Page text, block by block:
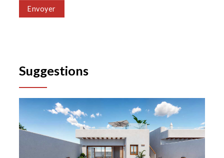
Envoyer
Suggestions